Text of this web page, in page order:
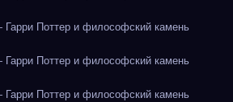
Поттер и философский камень
Поттер и философский камень
Поттер и философский камень